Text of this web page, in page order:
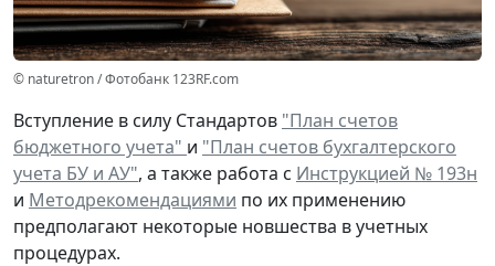
© naturetron / Фотобанк 123RF.com
Вступление в силу Стандартов "План счетов
бюджетного учета" и "План счетов бухгалтерского
учета БУ и АУ", а также работа с Инструкцией № 193н
и Методрекомендациями по их применению
предполагают некоторые новшества в учетных
процедурах.